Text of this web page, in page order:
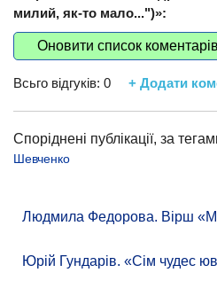
милий, як-то мало...")»:
Оновити список коментарів
Всьго відгуків: 0 + Додати
Споріднені публікації, за
Шевченко
Людмила Федорова. Вірш
Юрій Гундарів. «Сім чудес